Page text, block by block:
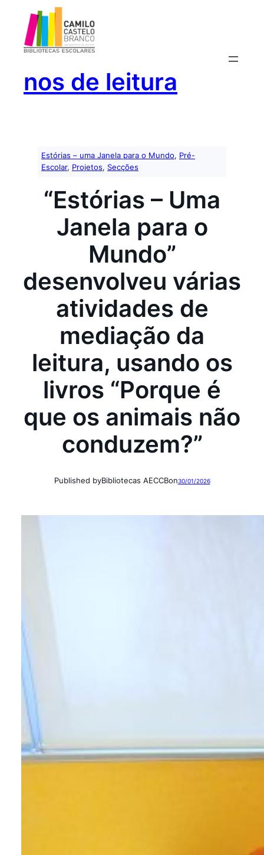
conteúdo
nos de leitura
Estórias – uma Janela para o Mundo, Pré-
Escolar, Projetos, Secções
“Estórias – Uma
Janela para o
Mundo”
desenvolveu várias
atividades de
mediação da
leitura, usando os
livros “Porque é
que os animais não
conduzem?”
Published byBibliotecas AECCBon30/01/2026